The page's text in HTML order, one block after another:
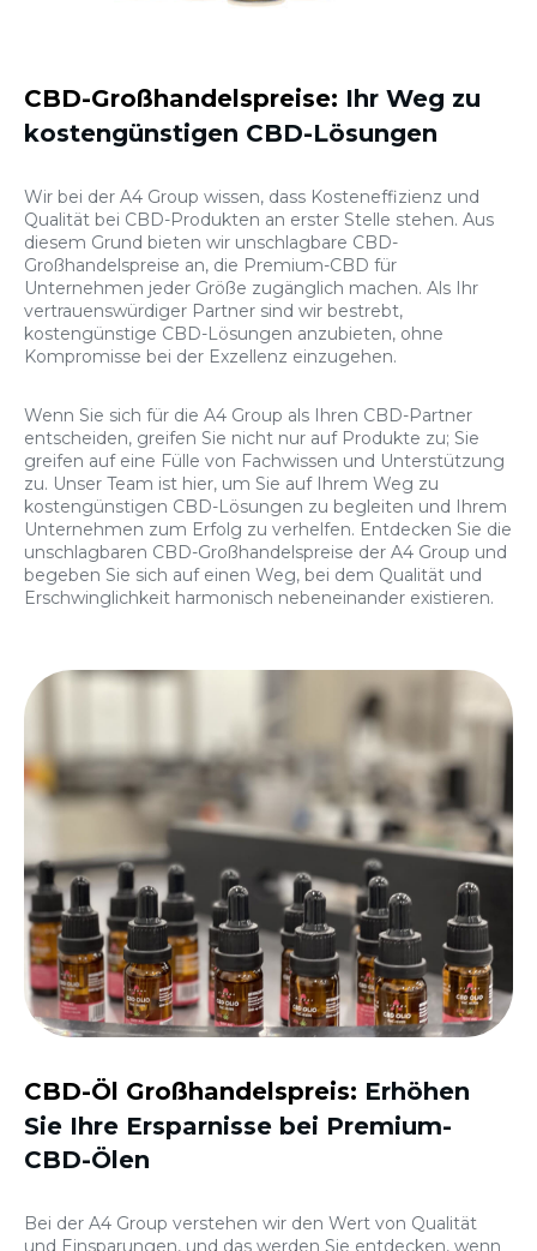
CBD-Großhandelspreise: Ihr Weg zu
kostengünstigen CBD-Lösungen
Wir bei der A4 Group wissen, dass Kosteneffizienz und
Qualität bei CBD-Produkten an erster Stelle stehen. Aus
diesem Grund bieten wir unschlagbare CBD-
Großhandelspreise an, die Premium-CBD für
Unternehmen jeder Größe zugänglich machen. Als Ihr
vertrauenswürdiger Partner sind wir bestrebt,
kostengünstige CBD-Lösungen anzubieten, ohne
Kompromisse bei der Exzellenz einzugehen.
Wenn Sie sich für die A4 Group als Ihren CBD-Partner
entscheiden, greifen Sie nicht nur auf Produkte zu; Sie
greifen auf eine Fülle von Fachwissen und Unterstützung
zu. Unser Team ist hier, um Sie auf Ihrem Weg zu
kostengünstigen CBD-Lösungen zu begleiten und Ihrem
Unternehmen zum Erfolg zu verhelfen. Entdecken Sie die
unschlagbaren CBD-Großhandelspreise der A4 Group und
begeben Sie sich auf einen Weg, bei dem Qualität und
Erschwinglichkeit harmonisch nebeneinander existieren.
CBD-Öl Großhandelspreis: Erhöhen
Sie Ihre Ersparnisse bei Premium-
CBD-Ölen
Bei der A4 Group verstehen wir den Wert von Qualität
und Einsparungen, und das werden Sie entdecken, wenn